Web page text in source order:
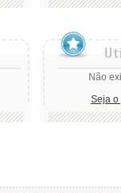
Não
Seja o